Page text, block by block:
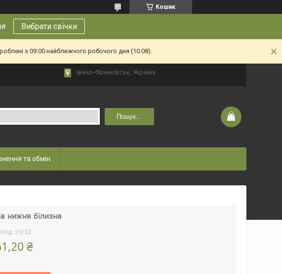
Кошик
Вибрати свічки
з 09:00 найближчого робочого дня (10.08).
Івано-Франківськ, Україна
Пошук...
та обмін
нижня білизна
Код: 29/32
₴